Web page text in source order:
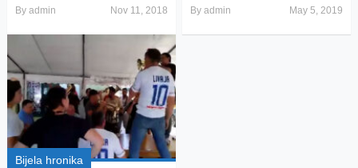
By admin Nov 11, 2018 Byadmin May 5, 2019
Bijela hronika